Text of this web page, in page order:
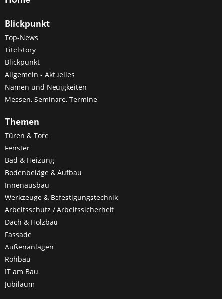
Blickpunkt
Top-News
Titelstory
Blickpunkt
Allgemein - Aktuelles
Namen und Neuigkeiten
Messen, Seminare, Termine
Themen
Türen & Tore
Fenster
Bad & Heizung
Bodenbeläge & Aufbau
Innenausbau
Werkzeuge & Befestigungstechnik
Arbeitsschutz / Arbeitssicherheit
Dach & Holzbau
Fassade
Außenanlagen
Rohbau
IT am Bau
Jubiläum